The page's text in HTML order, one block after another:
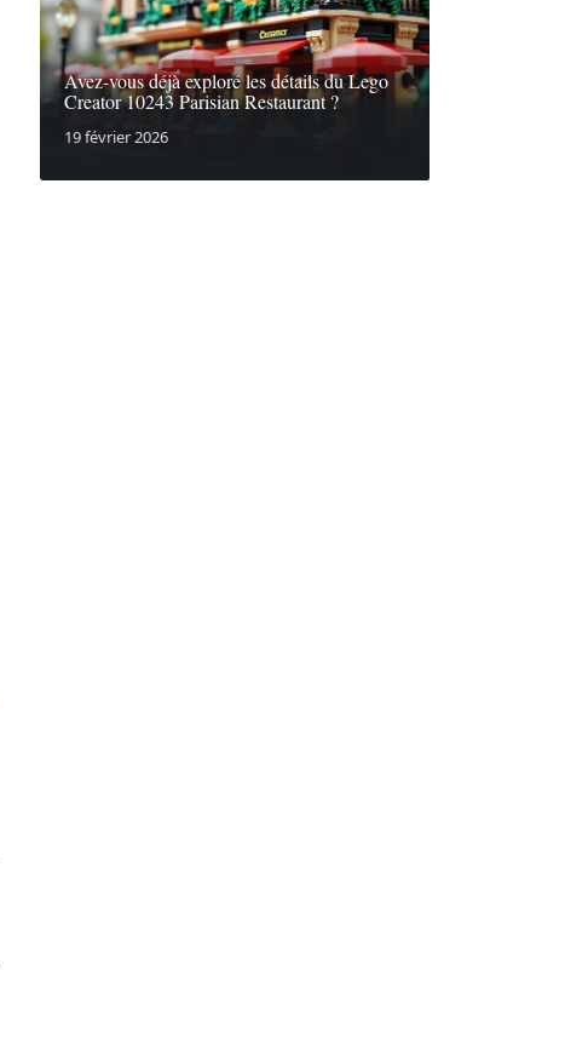
Avez-vous déjà exploré les détails du Lego
Creator 10243 Parisian Restaurant ?
19 février 2026